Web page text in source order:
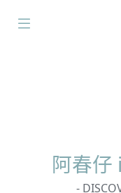
阿春仔
-